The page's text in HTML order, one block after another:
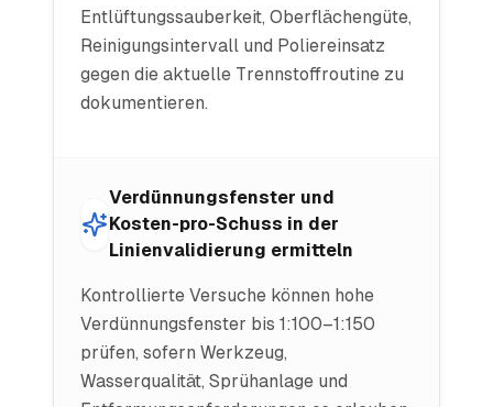
Entlüftungssauberkeit, Oberflächengüte,
Reinigungsintervall und Poliereinsatz
gegen die aktuelle Trennstoffroutine zu
dokumentieren.
Verdünnungsfenster und
Kosten-pro-Schuss in der
Linienvalidierung ermitteln
Kontrollierte Versuche können hohe
Verdünnungsfenster bis 1:100–1:150
prüfen, sofern Werkzeug,
Wasserqualität, Sprühanlage und